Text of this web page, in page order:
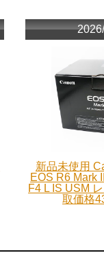
新品未使用
EOS R6 Mark
F4 L IS USM
取価格